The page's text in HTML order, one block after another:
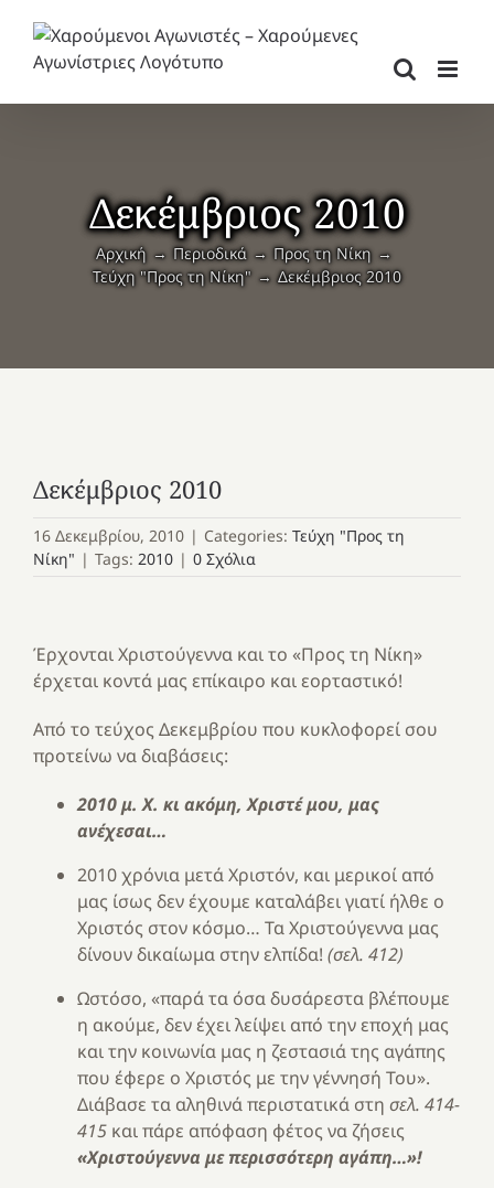
περιεχόμενο
Δεκέμβριος 2010
Αρχική Περιοδικά
Προς τη Νίκη
Τεύχη "Προς τη Νίκη"
Δεκέμβριος 2010
Δεκέμβριος 2010
16 Δεκεμβρίου, 2010 | Categories: Τεύχη "Προς τη
Νίκη" | Tags: 2010 | 0 Σχόλια
Έρχονται Χριστούγεννα και το «Προς τη Νίκη»
έρχεται κοντά μας επίκαιρο και εορταστικό!
Από το τεύχος Δεκεμβρίου που κυκλοφορεί σου
προτείνω να διαβάσεις:
2010 μ. Χ. κι ακόμη, Χριστέ μου, μας
ανέχεσαι…
2010 χρόνια μετά Χριστόν, και μερικοί από
μας ίσως δεν έχουμε καταλάβει γιατί ήλθε ο
Χριστός στον κόσμο… Τα Χριστούγεννα μας
δίνουν δικαίωμα στην ελπίδα! (σελ. 412)
Ωστόσο, «παρά τα όσα δυσάρεστα βλέπουμε
η ακούμε, δεν έχει λείψει από την εποχή μας
και την κοινωνία μας η ζεστασιά της αγάπης
που έφερε ο Χριστός με την γέννησή Του».
Διάβασε τα αληθινά περιστατικά στη σελ. 414-
415 και πάρε απόφαση φέτος να ζήσεις
«Χριστούγεννα με περισσότερη αγάπη…»!